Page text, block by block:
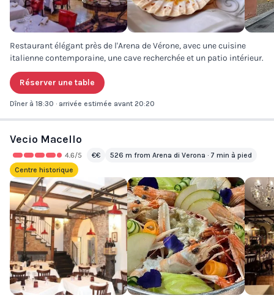
Restaurant élégant près de l'Arena de Vérone, avec une cuisine
italienne contemporaine, une cave recherchée et un patio intérieur.
Réserver une table
Dîner à 18:30 · arrivée estimée avant 20:20
Vecio Macello
4.6/5 €€
526 m from Arena di Verona · 7 min à pied
Centre historique